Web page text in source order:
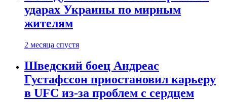
ударах Украины по мирным
жителям
2 месяца спустя
Шведский боец Андреас
Густафссон приостановил карьеру
в UFC из-за проблем с сердцем